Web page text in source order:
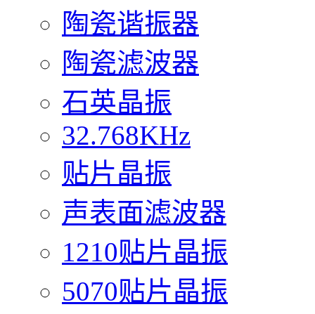
陶瓷谐振器
陶瓷滤波器
石英晶振
32.768KHz
贴片晶振
声表面滤波器
1210贴片晶振
5070贴片晶振